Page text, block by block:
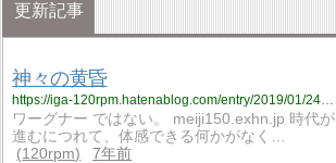
更新記事
神々の黄昏
ワーグナー ではない。 meiji150.exhn.jp 時代が
進むにつれて、体感できる何かがなく…
120rpm
7年前